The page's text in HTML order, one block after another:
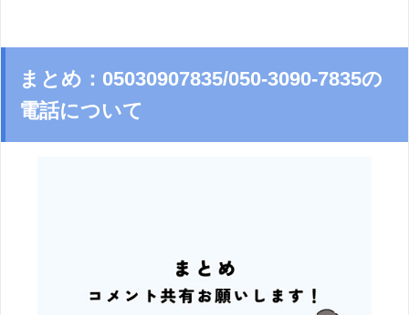
まとめ：05030907835/050-3090-7835の
電話について